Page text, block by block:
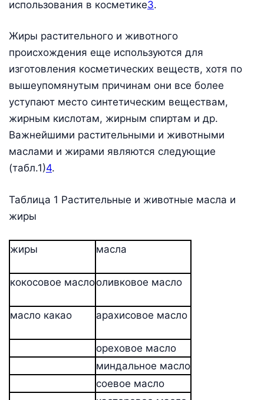
использования в косметике3.
Жиры растительного и животного
происхождения еще используются для
изготовления косметических веществ, хотя по
вышеупомянутым причинам они все более
уступают место синтетическим веществам,
жирным кислотам, жирным спиртам и др.
Важнейшими растительными и животными
маслами и жирами являются следующие
(табл.1)4.
Таблица 1 Растительные и животные масла и
жиры
жиры масла
кокосовое маслооливковое масло
масло какао арахисовое масло
ореховое масло
миндальное масло
соевое масло